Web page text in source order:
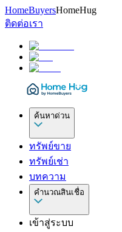
HomeBuyersHomeHug
ติดต่อเรา
ค้นหาด่วน
ทรัพย์ขาย
ทรัพย์เช่า
บทความ
คำนวณสินเชื่อ
เข้าสู่ระบบ